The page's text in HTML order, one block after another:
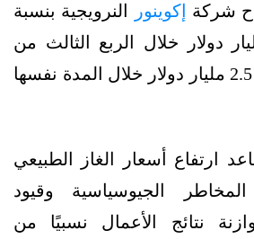
شركة إكوينور
النرويجية بنسبة
إلى 2.28 مليار دولار خلال الربع الثالث من
2024، مقارنة بنحو 2.5 مليار دولار خلال المدة نفسها
ارتفاع أسعار الغاز الطبيعي
الجيوسياسية وقيود
نتائج الأعمال نسبيًا من